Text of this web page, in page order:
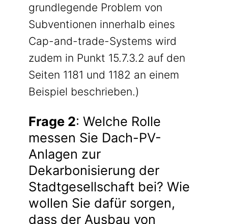
grundlegende Problem von
Subventionen innerhalb eines
Cap-and-trade-Systems wird
zudem in Punkt 15.7.3.2 auf den
Seiten 1181 und 1182 an einem
Beispiel beschrieben.)
Frage 2: Welche Rolle
messen Sie Dach-PV-
Anlagen zur
Dekarbonisierung der
Stadtgesellschaft bei? Wie
wollen Sie dafür sorgen,
dass der Ausbau von